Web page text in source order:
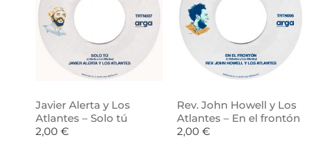
Javier Alerta y Los
Atlantes – Solo tú
2,00 €
Rev. John Howell y Los
Atlantes – En el frontón
2,00 €